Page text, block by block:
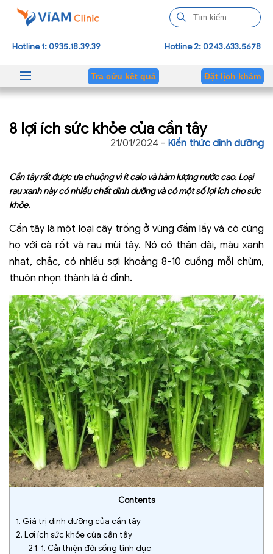
ì
m
h
o
Hotline 1: 0935.18.39.39 Hotline 2: 0243.633.5678
Tra cứu kết quả Đặt lịch khám
8 lợi ích sức khỏe của cần tây
21/01/2024 - Kiến thức dinh dưỡng
Cần tây rất được ưa chuộng vì ít calo và hàm lượng nước cao. Loại
rau xanh này có nhiều chất dinh dưỡng và có một số lợi ích cho sức
khỏe.
Cần tây là một loại cây trồng ở vùng đầm lầy và có cùng
họ với cà rốt và rau mùi tây. Nó có thân dài, màu xanh
nhạt, chắc, có nhiều sợi khoảng 8-10 cuống mỗi chùm,
thuôn nhọn thành lá ở đỉnh.
Contents
1. Giá trị dinh dưỡng của cần tây
2. Lợi ích sức khỏe của cần tây
2.1. 1. Cải thiện đời sống tình dục